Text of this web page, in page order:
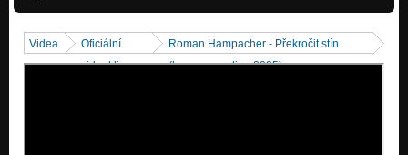
Črty
Videa
Oficiální
videoklipy
Roman Hampacher - Překročit stín
(home recording 2025)